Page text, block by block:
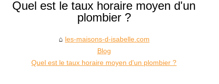
Quel est le taux horaire moyen d'un
plombier ?
les-maisons-d-isabelle.com
Blog
Quel est le taux horaire moyen d'un plombier ?